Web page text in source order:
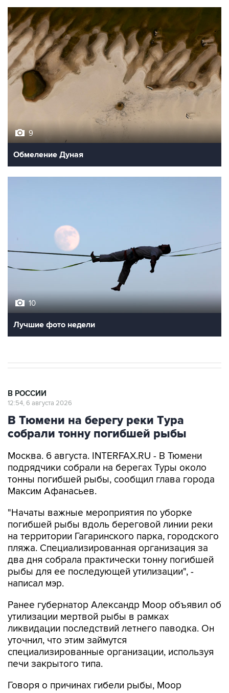
Обмеление Дуная
Лучшие фото недели
В Тюмени на берегу реки Тура
собрали тонну погибшей рыбы
Москва. 6 августа. INTERFAX.RU - В Тюмени
тонны погибшей рыбы, сообщил глава города
Максим Афанасьев.
"Начаты важные мероприятия по уборке
на территории Гагаринского парка, городского
пляжа. Специализированная организация за
два дня собрала практически тонну погибшей
рыбы для ее последующей утилизации", -
написал мэр.
Ранее губернатор Александр Моор объявил об
ликвидации последствий летнего паводка. Он
уточнил, что этим займутся
специализированные организации, используя
печи закрытого типа.
Говоря о причинах гибели рыбы, Моор
массовую гибель спровоцировало снижение